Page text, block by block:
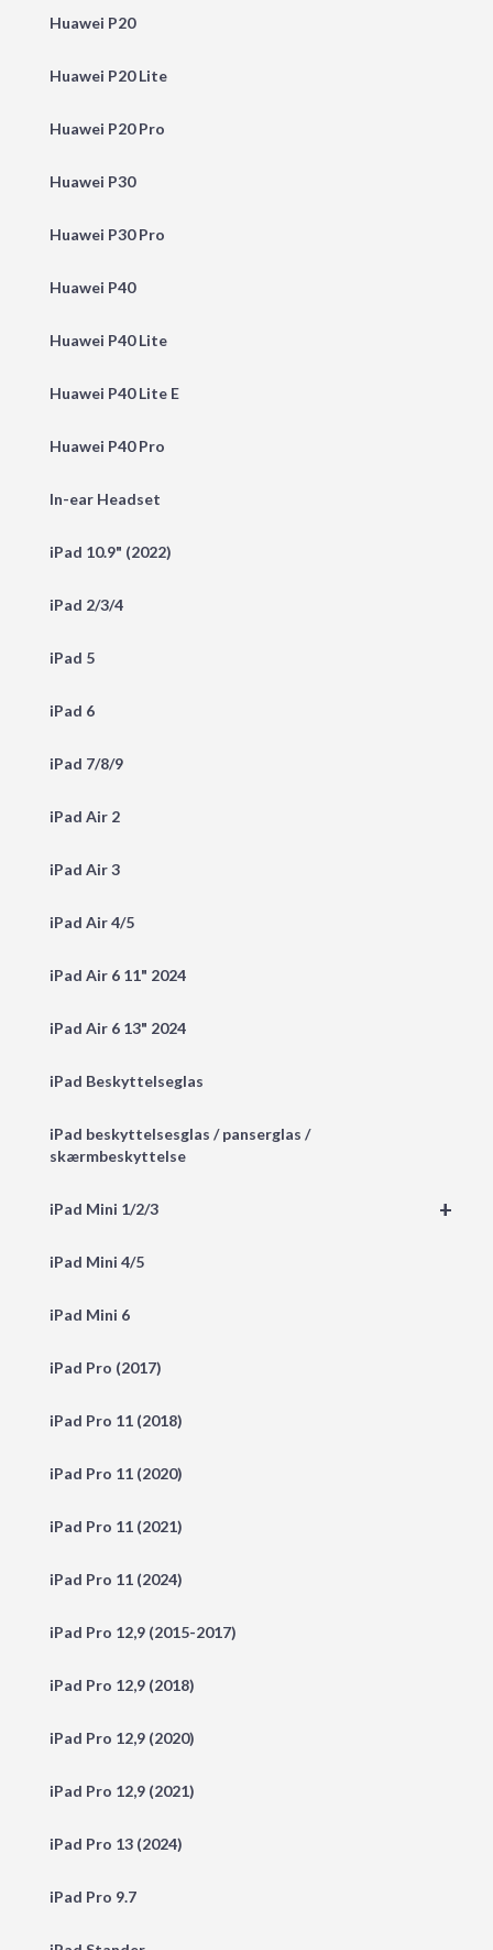
Huawei P20
Huawei P20 Lite
Huawei P20 Pro
Huawei P30
Huawei P30 Pro
Huawei P40
Huawei P40 Lite
Huawei P40 Lite E
Huawei P40 Pro
In-ear Headset
iPad 10.9" (2022)
iPad 2/3/4
iPad 5
iPad 6
iPad 7/8/9
iPad Air 2
iPad Air 3
iPad Air 4/5
iPad Air 6 11" 2024
iPad Air 6 13" 2024
iPad Beskyttelseglas
iPad beskyttelsesglas / panserglas /
skærmbeskyttelse
+
iPad Mini 1/2/3
iPad Mini 4/5
iPad Mini 6
iPad Pro (2017)
iPad Pro 11 (2018)
iPad Pro 11 (2020)
iPad Pro 11 (2021)
iPad Pro 11 (2024)
iPad Pro 12,9 (2015-2017)
iPad Pro 12,9 (2018)
iPad Pro 12,9 (2020)
iPad Pro 12,9 (2021)
iPad Pro 13 (2024)
iPad Pro 9.7